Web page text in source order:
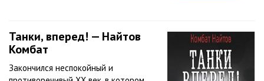
Танки, вперед! — Найтов
Комбат
Закончился неспокойный и